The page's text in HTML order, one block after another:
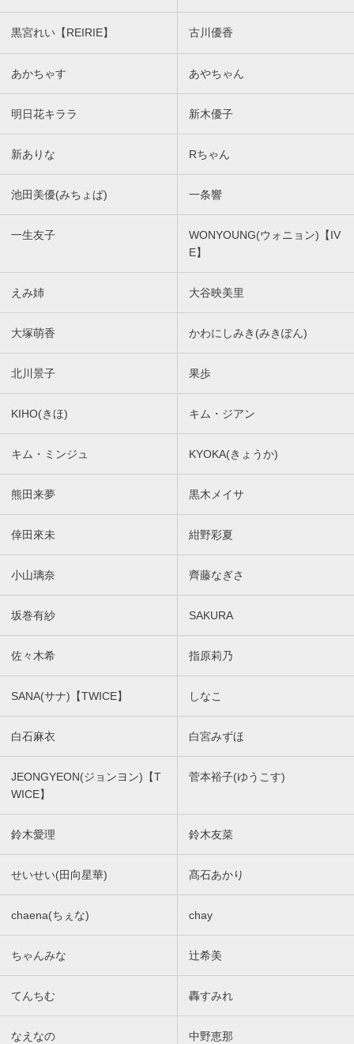
黒宮れい【REIRIE】 古川優香
あかちゃす あやちゃん
明日花キララ 新木優子
新ありな Rちゃん
池田美優(みちょぱ) 一条響
一生友子
WONYOUNG(ウォニョン)【IV
E】
えみ姉 大谷映美里
大塚萌香 かわにしみき(みきぽん)
北川景子 果歩
KIHO(きほ) キム・ジアン
キム・ミンジュ KYOKA(きょうか)
熊田来夢 黒木メイサ
倖田來未 紺野彩夏
小山璃奈 齊藤なぎさ
坂巻有紗 SAKURA
佐々木希 指原莉乃
SANA(サナ)【TWICE】 しなこ
白石麻衣 白宮みずほ
JEONGYEON(ジョンヨン)【T
WICE】
菅本裕子(ゆうこす)
鈴木愛理 鈴木友菜
せいせい(田向星華) 髙石あかり
chaena(ちぇな) chay
ちゃんみな 辻希美
てんちむ 轟すみれ
なえなの 中野恵那